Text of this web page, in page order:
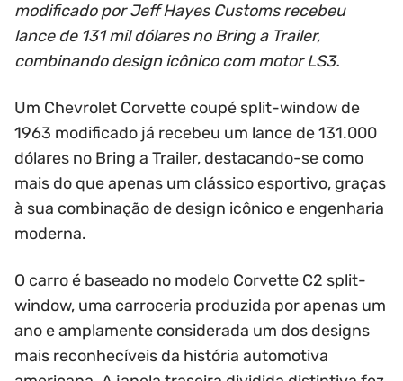
modificado por Jeff Hayes Customs recebeu
lance de 131 mil dólares no Bring a Trailer,
combinando design icônico com motor LS3.
Um Chevrolet Corvette coupé split-window de
1963 modificado já recebeu um lance de 131.000
dólares no Bring a Trailer, destacando-se como
mais do que apenas um clássico esportivo, graças
à sua combinação de design icônico e engenharia
moderna.
O carro é baseado no modelo Corvette C2 split-
window, uma carroceria produzida por apenas um
ano e amplamente considerada um dos designs
mais reconhecíveis da história automotiva